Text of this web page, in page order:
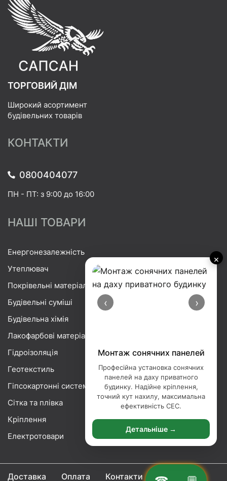
×
‹ ›
Монтаж сонячних панелей
Професійна установка сонячних
панелей на даху приватного
будинку. Надійне кріплення,
точний кут нахилу, максимальна
ефективність СЕС.
Детальніше →
ТОРГОВИЙ ДІМ
Широкий асортимент
будівельних товарів
КОНТАКТИ
0800404077
ПН - ПТ: з 9:00 до 16:00
НАШІ ТОВАРИ
Енергонезалежність
Утеплювач
Покрівельні матеріали
Будівельні суміші
Будівельна хімія
Лакофарбові матеріали
Гідроізоляція
Геотекстиль
Гіпсокартонні системи
Сітка та плівка
Кріплення
Електротовари
Доставка Оплата Контакти